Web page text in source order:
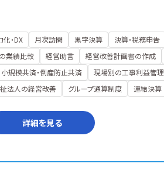
・DX 月次訪問 黒字決算 決算・税務申告
業績比較 経営助言 経営改善計画書の作成
小規模共済・倒産防止共済 現場別の工事利益管理
法人の経営改善 グループ通算制度 連結決算
詳細を見る